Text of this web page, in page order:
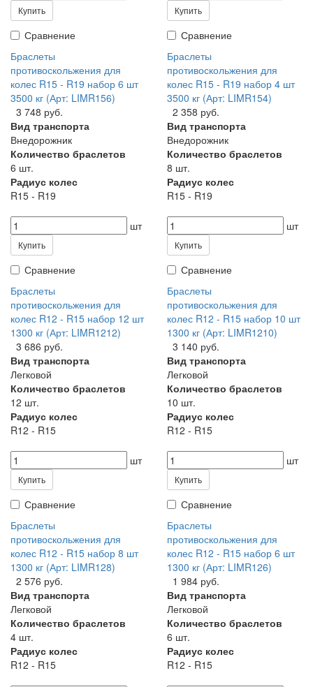
Купить
Сравнение
Купить
Сравнение
Браслеты
противоскольжения для
колес R15 - R19 набор 6 шт
3500 кг (Арт: LIMR156)
3 748 руб.
Вид транспорта
Внедорожник
Количество браслетов
6 шт.
Радиус колес
R15 - R19
шт
Купить
Сравнение
Браслеты
противоскольжения для
колес R15 - R19 набор 4 шт
3500 кг (Арт: LIMR154)
2 358 руб.
Вид транспорта
Внедорожник
Количество браслетов
8 шт.
Радиус колес
R15 - R19
шт
Купить
Сравнение
Браслеты
противоскольжения для
колес R12 - R15 набор 12 шт
1300 кг (Арт: LIMR1212)
3 686 руб.
Вид транспорта
Легковой
Количество браслетов
12 шт.
Радиус колес
R12 - R15
шт
Купить
Сравнение
Браслеты
противоскольжения для
колес R12 - R15 набор 10 шт
1300 кг (Арт: LIMR1210)
3 140 руб.
Вид транспорта
Легковой
Количество браслетов
10 шт.
Радиус колес
R12 - R15
шт
Купить
Сравнение
Браслеты
противоскольжения для
колес R12 - R15 набор 8 шт
1300 кг (Арт: LIMR128)
2 576 руб.
Вид транспорта
Легковой
Количество браслетов
4 шт.
Радиус колес
R12 - R15
Браслеты
противоскольжения для
колес R12 - R15 набор 6 шт
1300 кг (Арт: LIMR126)
1 984 руб.
Вид транспорта
Легковой
Количество браслетов
6 шт.
Радиус колес
R12 - R15